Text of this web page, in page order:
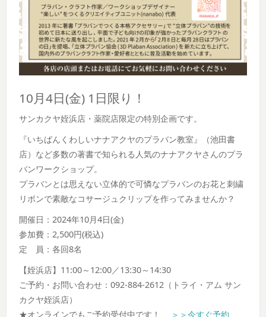
10月4日(金) 1日限り！
サンカクヤ姪浜店・薬院店限定の特別企画です。
『いちばんくわしいナナアクヤのプラバン教室』（池田書
店）など多数の著書で知られる人気のナナアクヤさんのプラ
バンワークショップ。
プラバンとは思えない立体的で可憐なプラバンのお花と刺繍
リボンで素敵なコサージュクリップを作ってみませんか？
開催日：2024年10月4日(金)
参加費：2,500円(税込)
定 員：各回8名
【姪浜店】11:00～12:00／13:30～14:30
ご予約・お問い合わせ：092-884-2612（トライ・アム サン
カクヤ姪浜店）
★オンラインでもご予約受付中です！
＞＞今すぐ予約